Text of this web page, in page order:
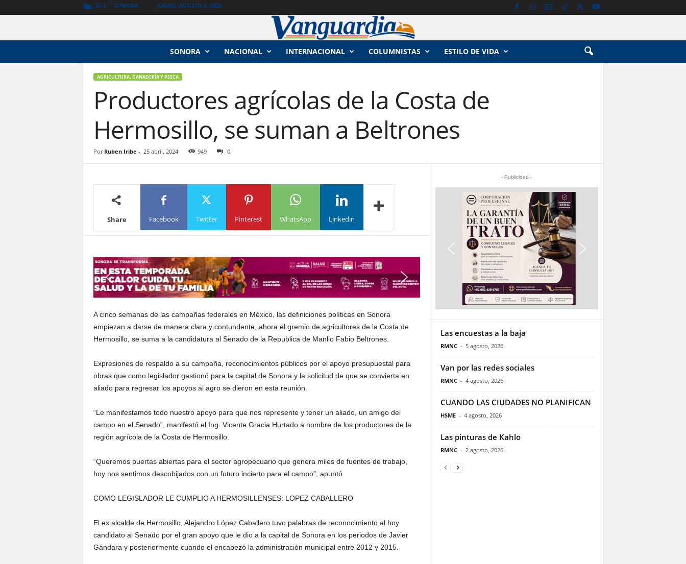
36.3 C SONORA JUEVES, AGOSTO 6, 2026
SONORA NACIONAL INTERNACIONAL COLUMNISTAS ESTILO DE VIDA
AGRICULTURA, GANADERÍA Y PESCA
Productores agrícolas de la Costa de
Hermosillo, se suman a Beltrones
Por Ruben Iribe - 25 abril, 2024 949 0
Share Facebook Twitter Pinterest WhatsApp Linkedin
A cinco semanas de las campañas federales en México, las definiciones políticas en Sonora
empiezan a darse de manera clara y contundente, ahora el gremio de agricultores de la Costa de
Hermosillo, se suma a la candidatura al Senado de la Republica de Manlio Fabio Beltrones.
Expresiones de respaldo a su campaña, reconocimientos públicos por el apoyo presupuestal para
obras que como legislador gestionó para la capital de Sonora y la solicitud de que se convierta en
aliado para regresar los apoyos al agro se dieron en esta reunión.
“Le manifestamos todo nuestro apoyo para que nos represente y tener un aliado, un amigo del
campo en el Senado”, manifestó el Ing. Vicente Gracia Hurtado a nombre de los productores de la
región agrícola de la Costa de Hermosillo.
“Queremos puertas abiertas para el sector agropecuario que genera miles de fuentes de trabajo,
hoy nos sentimos descobijados con un futuro incierto para el campo”, apuntó
COMO LEGISLADOR LE CUMPLIO A HERMOSILLENSES: LOPEZ CABALLERO
El ex alcalde de Hermosillo, Alejandro López Caballero tuvo palabras de reconocimiento al hoy
candidato al Senado por el gran apoyo que le dio a la capital de Sonora en los periodos de Javier
Gándara y posteriormente cuando el encabezó la administración municipal entre 2012 y 2015.
- Publicidad -
Las encuestas a la baja
RMNC - 5 agosto, 2026
Van por las redes sociales
RMNC - 4 agosto, 2026
CUANDO LAS CIUDADES NO PLANIFICAN
HSME - 4 agosto, 2026
Las pinturas de Kahlo
RMNC - 2 agosto, 2026